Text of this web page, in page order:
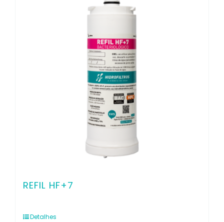
REFIL HF+7
Detalhes